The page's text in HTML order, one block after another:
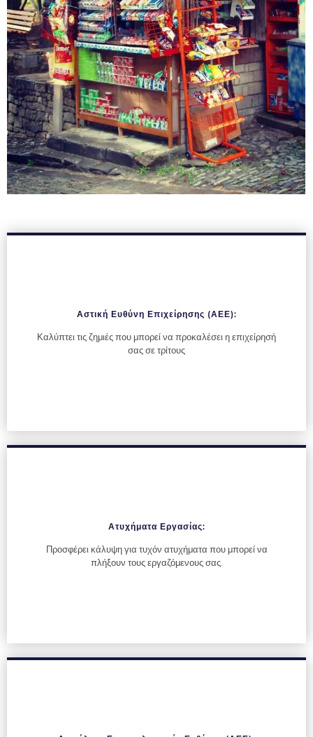
Αστική Ευθύνη Επιχείρησης (ΑΕΕ):
Καλύπτει τις ζημιές που μπορεί να προκαλέσει η επιχείρησή
σας σε τρίτους
Ατυχήματα Εργασίας:
Προσφέρει κάλυψη για τυχόν ατυχήματα που μπορεί να
πλήξουν τους εργαζόμενους σας.